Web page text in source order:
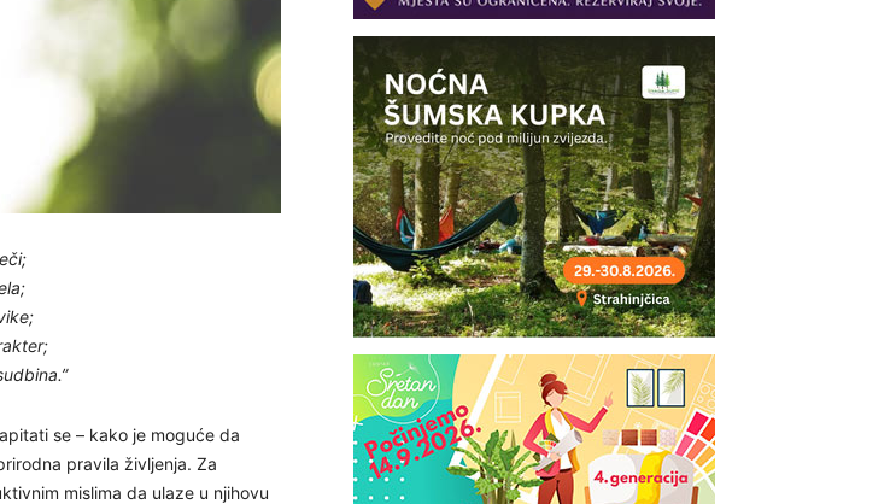
se – kako je moguće da
pravila življenja. Za
mislima da ulaze u njihovu